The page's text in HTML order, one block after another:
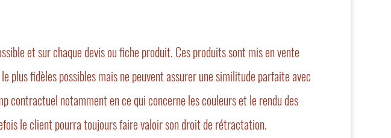
et sur chaque devis ou fiche produit. Ces produits sont mis en vente
plus fidèles possibles mais ne peuvent assurer une similitude parfaite avec
contractuel notamment en ce qui concerne les couleurs et le rendu des
le client pourra toujours faire valoir son droit de rétractation.